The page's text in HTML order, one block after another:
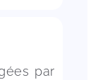
par